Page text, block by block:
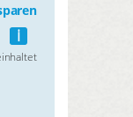
i